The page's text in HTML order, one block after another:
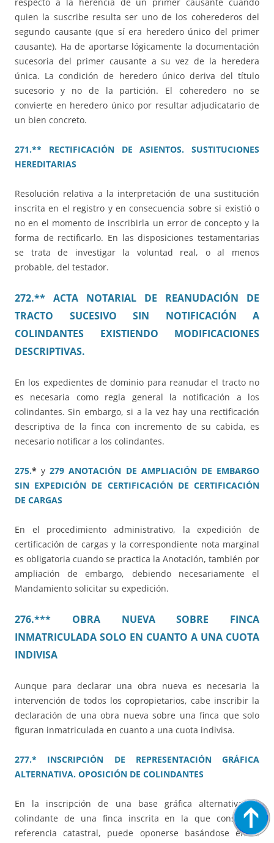
quien la suscribe resulta ser uno de los coherederos del
segundo causante (que sí era heredero único del primer
causante). Ha de aportarse lógicamente la documentación
sucesoria del primer causante a su vez de la heredera
única. La condición de heredero único deriva del título
sucesorio y no de la partición. El coheredero no se
convierte en heredero único por resultar adjudicatario de
un bien concreto.
271.** RECTIFICACIÓN DE ASIENTOS. SUSTITUCIONES
HEREDITARIAS
Resolución relativa a la interpretación de una sustitución
inscrita en el registro y en consecuencia sobre si existió o
no en el momento de inscribirla un error de concepto y la
forma de rectificarlo. En las disposiciones testamentarias
se trata de investigar la voluntad real, o al menos
probable, del testador.
272.** ACTA NOTARIAL DE REANUDACIÓN DE
TRACTO SUCESIVO SIN NOTIFICACIÓN A
COLINDANTES EXISTIENDO MODIFICACIONES
DESCRIPTIVAS.
En los expedientes de dominio para reanudar el tracto no
es necesaria como regla general la notificación a los
colindantes. Sin embargo, si a la vez hay una rectificación
descriptiva de la finca con incremento de su cabida, es
necesario notificar a los colindantes.
275.* y279 ANOTACIÓN DE AMPLIACIÓN DE EMBARGO
SIN EXPEDICIÓN DE CERTIFICACIÓN DE CERTIFICACIÓN
DE CARGAS
En el procedimiento administrativo, la expedición de
certificación de cargas y la correspondiente nota marginal
es obligatoria cuando se practica la Anotación, también por
ampliación de embargo, debiendo necesariamente el
Mandamiento solicitar su expedición.
276.*** OBRA NUEVA SOBRE FINCA
INMATRICULADA SOLO EN CUANTO A UNA CUOTA
INDIVISA
Aunque para declarar una obra nueva es necesaria la
intervención de todos los copropietarios, cabe inscribir la
declaración de una obra nueva sobre una finca que solo
figuran inmatriculada en cuanto a una cuota indivisa.
277.* INSCRIPCIÓN DE REPRESENTACIÓN GRÁFICA
ALTERNATIVA. OPOSICIÓN DE COLINDANTES
En la inscripción de una base gráfica alternativa, el
colindante de una finca inscrita en la que consta su
referencia catastral, puede oponerse basándose en la